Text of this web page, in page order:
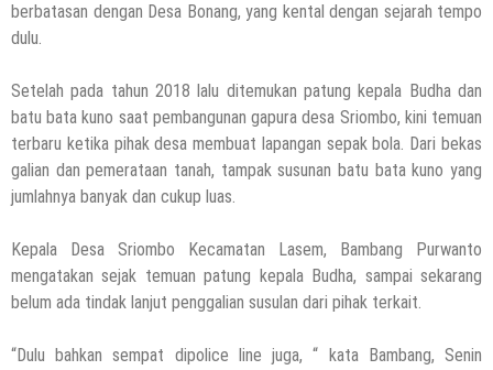
berbatasan dengan Desa Bonang, yang kental dengan sejarah tempo
dulu.
Setelah pada tahun 2018 lalu ditemukan patung kepala Budha dan
batu bata kuno saat pembangunan gapura desa Sriombo, kini temuan
terbaru ketika pihak desa membuat lapangan sepak bola. Dari bekas
galian dan pemerataan tanah, tampak susunan batu bata kuno yang
jumlahnya banyak dan cukup luas.
Kepala Desa Sriombo Kecamatan Lasem, Bambang Purwanto
mengatakan sejak temuan patung kepala Budha, sampai sekarang
belum ada tindak lanjut penggalian susulan dari pihak terkait.
“Dulu bahkan sempat dipolice line juga, “ kata Bambang, Senin